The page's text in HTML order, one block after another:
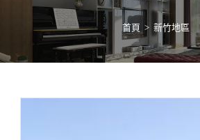
首頁 > 新竹地區